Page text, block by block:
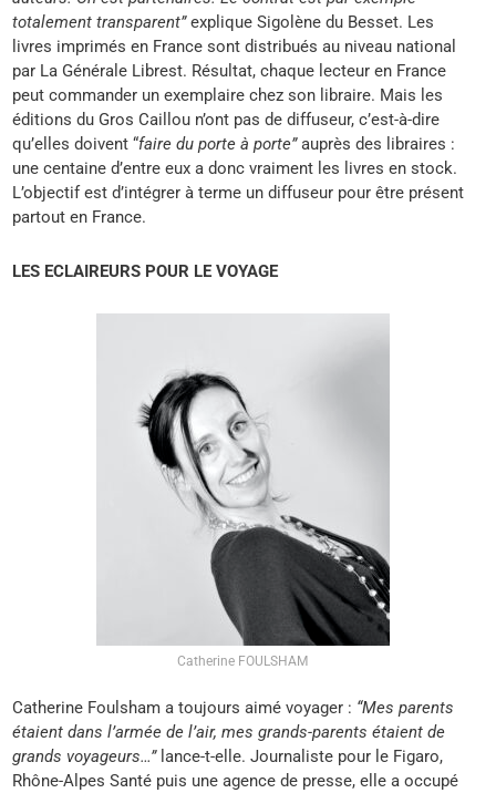
totalement transparent”explique Sigolène du Besset. Les
livres imprimés en France sont distribués au niveau national
par La Générale Librest. Résultat, chaque lecteur en France
peut commander un exemplaire chez son libraire. Mais les
éditions du Gros Caillou n’ont pas de diffuseur, c’est-à-dire
qu’elles doivent “faire du porte à porte”auprès des libraires :
une centaine d’entre eux a donc vraiment les livres en stock.
L’objectif est d’intégrer à terme un diffuseur pour être présent
partout en France.
LES ECLAIREURS POUR LE VOYAGE
Catherine FOULSHAM
Catherine Foulsham a toujours aimé voyager : “Mes parents
étaient dans l’armée de l’air, mes grands-parents étaient de
grands voyageurs…”lance-t-elle. Journaliste pour le Figaro,
Rhône-Alpes Santé puis une agence de presse, elle a occupé